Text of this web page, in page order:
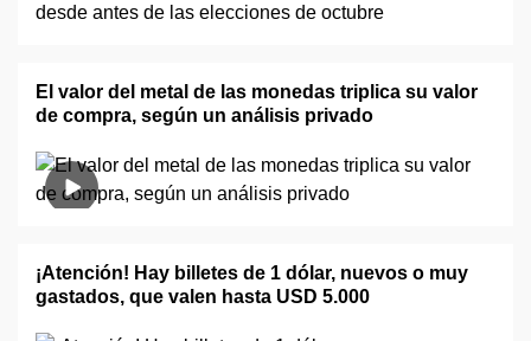
El valor del metal de las monedas triplica su valor
de compra, según un análisis privado
¡Atención! Hay billetes de 1 dólar, nuevos o muy
gastados, que valen hasta USD 5.000